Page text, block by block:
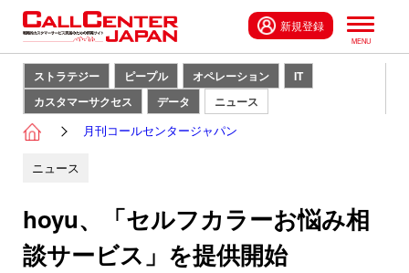
新規登録
ストラテジー ピープル オペレーション
IT
カスタマーサクセス
データ ニュース
月刊コールセンタージャパン
ニュース
hoyu、「セルフカラーお悩み相
談サービス」を提供開始